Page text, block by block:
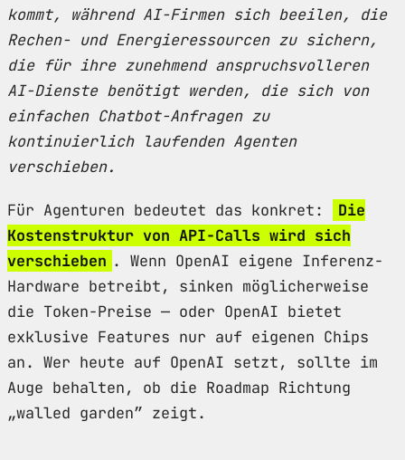
kommt, während AI-Firmen sich beeilen, die
Rechen- und Energieressourcen zu sichern,
die für ihre zunehmend anspruchsvolleren
AI-Dienste benötigt werden, die sich von
einfachen Chatbot-Anfragen zu
kontinuierlich laufenden Agenten
verschieben.
Für Agenturen bedeutet das konkret:
Die
Kostenstruktur von API-Calls wird sich
verschieben . Wenn OpenAI eigene Inferenz-
Hardware betreibt, sinken möglicherweise
die Token-Preise — oder OpenAI bietet
exklusive Features nur auf eigenen Chips
an. Wer heute auf OpenAI setzt, sollte im
Auge behalten, ob die Roadmap Richtung
„walled garden” zeigt.